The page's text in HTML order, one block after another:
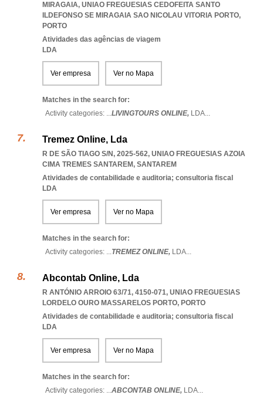
MIRAGAIA, UNIAO FREGUESIAS CEDOFEITA SANTO
ILDEFONSO SE MIRAGAIA SAO NICOLAU VITORIA PORTO,
PORTO
Atividades das agências de viagem
LDA
Ver empresa Ver no Mapa
Matches in the search for:
Activity categories: ...LIVINGTOURS ONLINE, LDA...
Tremez Online, Lda
R DE SÃO TIAGO S/N, 2025-562, UNIAO FREGUESIAS AZOIA
CIMA TREMES SANTAREM, SANTAREM
Atividades de contabilidade e auditoria; consultoria fiscal
LDA
Ver empresa Ver no Mapa
Matches in the search for:
Activity categories: ...TREMEZ ONLINE, LDA...
Abcontab Online, Lda
R ANTÓNIO ARROIO 63/71, 4150-071, UNIAO FREGUESIAS
LORDELO OURO MASSARELOS PORTO, PORTO
Atividades de contabilidade e auditoria; consultoria fiscal
LDA
Ver empresa Ver no Mapa
Matches in the search for:
Activity categories: ...ABCONTAB ONLINE, LDA...